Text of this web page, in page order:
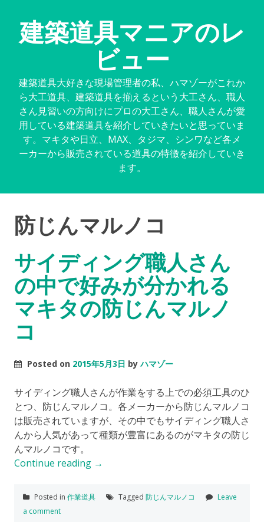
建築道具マニアのレ
ビュー
建築道具大好きな現場管理者の私、ハマゾーがこれか
ら大工道具、建築道具を揃えるという大工さん、職人
さん見習いの方向けにプロの大工さん、職人さんが愛
用している建築道具を紹介していきたいと思っていま
す。マキタや日立、MAX、タジマ、シンワなど各メ
ーカーから販売されている道具の特徴を紹介していき
ます。
防じんマルノコ
サイディング職人さん
の中で好みが分かれる
マキタの防じんマルノ
コ
Posted on 2015年5月3日 byハマゾー
サイディング職人さんが作業をする上での必須工具のひ
とつ、防じんマルノコ。各メーカーから防じんマルノコ
は販売されていますが、その中でもサイディング職人さ
んから人気があって種類が豊富にあるのがマキタの防じ
んマルノコです。
Continue reading →
Posted in 作業道具 Tagged 防じんマルノコ
Leave
a comment